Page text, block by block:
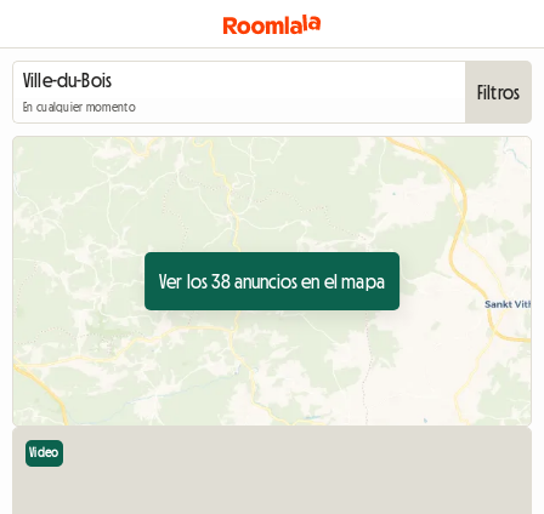
En cualquier momento
Filtros
Ver los 38 anuncios en el mapa
Video